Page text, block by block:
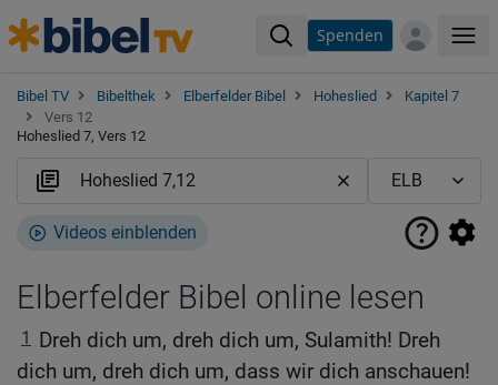
Spenden
Bibel TV Bibelthek Elberfelder Bibel Hoheslied
Kapitel 7
Vers 12
Hoheslied 7, Vers 12
Videos einblenden
Elberfelder Bibel online lesen
1 Dreh dich um, dreh dich um, Sulamith! Dreh
dich um, dreh dich um, dass wir dich anschauen!